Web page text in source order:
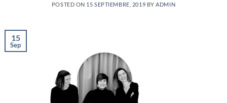
POSTED ON 15 SEPTIEMBRE, 2019 BY ADMIN
15
Sep